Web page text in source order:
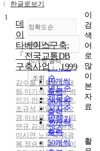
한글로보기
정확도순
정확도
순
인기도
순
연도순
제목순
저자순
발행기
관순
내림차순
내림차순
10개씩 출력
10개씩
출력
20개씩
출력
30개씩
출력
50개씩
조회
1
데
이
타베이스구축;
「전국교통DB
구축사업」,1999
김수철,김동효,이재
림 ,이기석 ,박정욱,박
인기 ,안강기,정대훈,
조규석 ,전일수,권오
경 ,이상용,신연식,김
연규,김경진,소윤종,
이시연 ,노은석,정광
복,정승호,황철연,이
이
검
색
어
로
많
이
본
자
료
활